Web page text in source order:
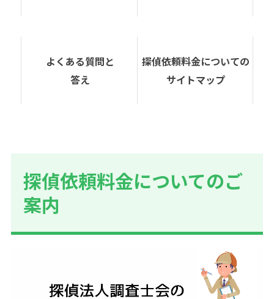
よくある質問と
答え
探偵依頼料金についての
サイトマップ
探偵依頼料金についてのご
案内